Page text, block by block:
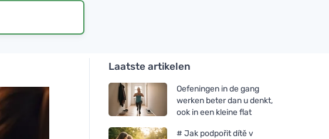
Laatste artikelen
Oefeningen in de gang
werken beter dan u denkt,
ook in een kleine flat
# Jak podpořit dítě v